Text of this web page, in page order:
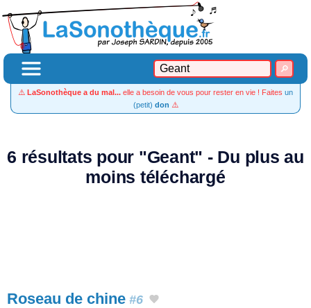
⚠️ LaSonothèque a du mal... elle a besoin de vous pour rester en vie ! Faites un
(petit) don ⚠️
6 résultats pour "Geant" - Du plus au
moins téléchargé
Roseau de chine #6